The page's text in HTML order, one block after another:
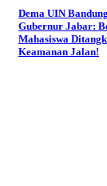
Dema UIN
Gubernur Jabar:
Mahasiswa
Keamanan Jalan!